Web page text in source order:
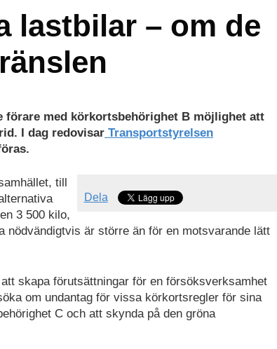
lastbilar – om de
förare med körkortsbehörighet B möjlighet att
I dag redovisar Transportstyrelsen
Dela
till
3 500 kilo,
nödvändigtvis är större än för en motsvarande lätt
skapa förutsättningar för en försöksverksamhet
om undantag för vissa körkortsregler för sina
C och att skynda på den gröna